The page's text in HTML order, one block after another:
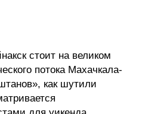
стоит на великом
потока Махачкала-
как шутили